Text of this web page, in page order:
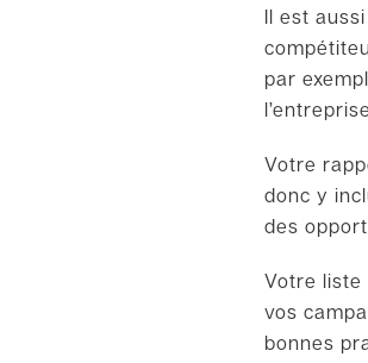
Il est
par
Votre
donc y
des
Votre liste
vos
bonnes